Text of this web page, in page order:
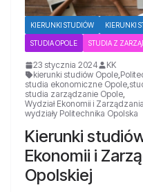
KIERUNKI STUDIÓW KIERUNKI
STUDIA OPOLE STUDIA Z
23 stycznia 2024
KK
kierunki studiów Opole,
studia ekonomiczne Opole,
studia zarządzanie Opole,
Wydział Ekonomii i
wydziały Politechnika Opolska
Kierunki
Ekonomii i
Opolskiej